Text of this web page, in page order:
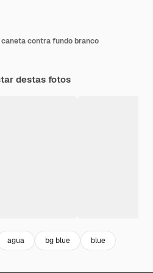
contra fundo branco
destas fotos
agua bg blue blue